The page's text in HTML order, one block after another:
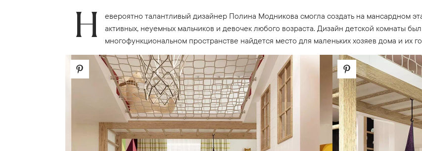
Н
евероятно талантливый дизайнер Полина Модникова смогла создать на мансардном
активных, неуемных мальчиков и девочек любого возраста. Дизайн детской комнаты
многофункциональном пространстве найдется место для маленьких хозяев дома и их